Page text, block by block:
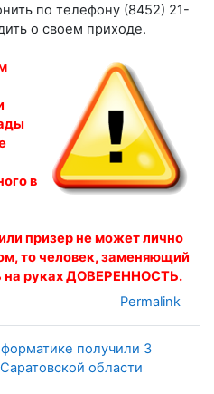
по телефону (8452) 21-
о своем приходе.
в
призер не может лично
то человек, заменяющий
на руках ДОВЕРЕННОСТЬ.
Permalink
получили 3
области